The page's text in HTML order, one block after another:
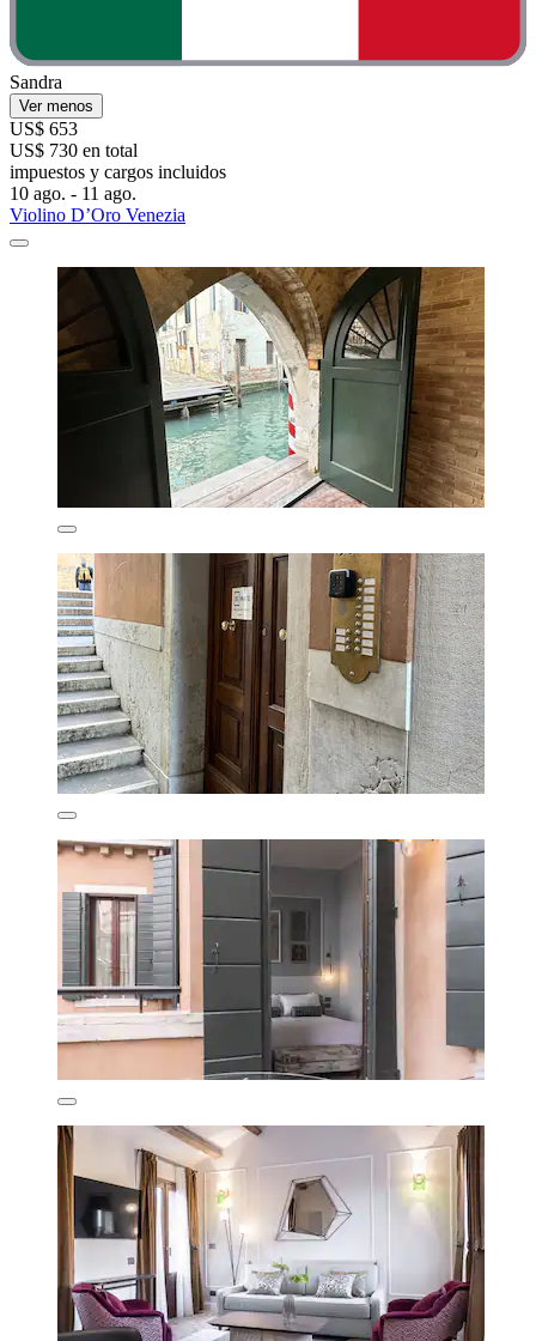
Sandra
Ver menos
US$ 653
US$ 730 en total
impuestos y cargos incluidos
10 ago. - 11 ago.
Violino D’Oro Venezia